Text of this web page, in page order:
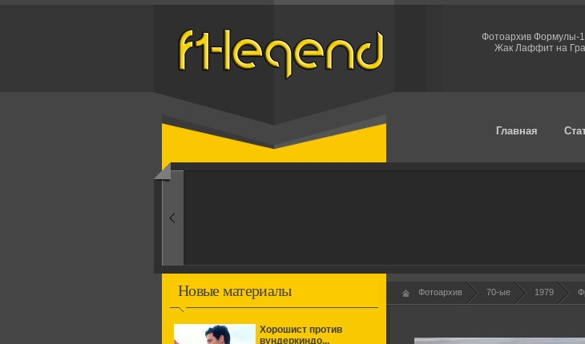
Фотоархив Формулы-
Жак Лаффит на
Главная
1960-ые
Новые материалы
Хорошист против
вундеркиндо...
Фотоархив 70-ые 1979